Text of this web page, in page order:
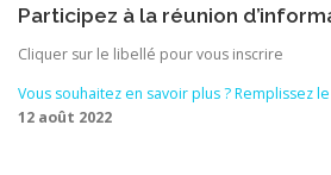
Participez à la réunion
Cliquer sur le libellé pour vous inscrire
Vous souhaitez en savoir plus ? Remplissez
12 août 2022